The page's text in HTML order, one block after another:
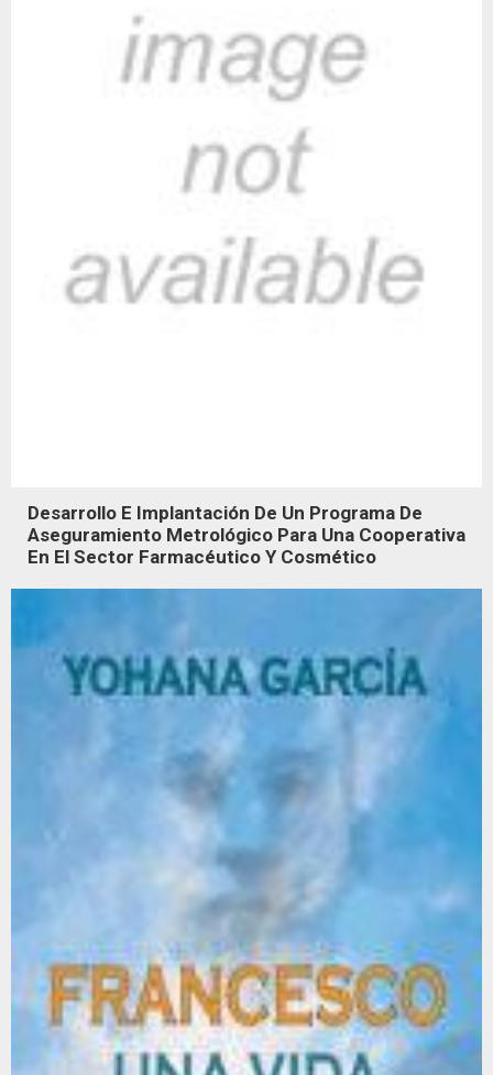
Desarrollo E Implantación De Un Programa De
Aseguramiento Metrológico Para Una Cooperativa
En El Sector Farmacéutico Y Cosmético